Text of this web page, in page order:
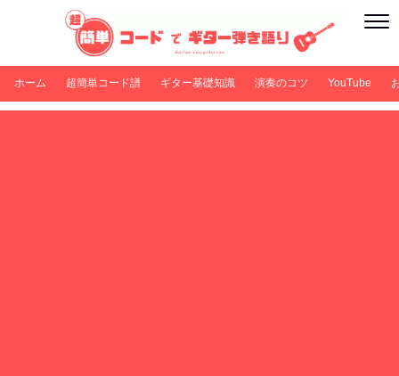
ホーム 超簡単コード譜 ギター基礎知識 演奏のコツ YouTube